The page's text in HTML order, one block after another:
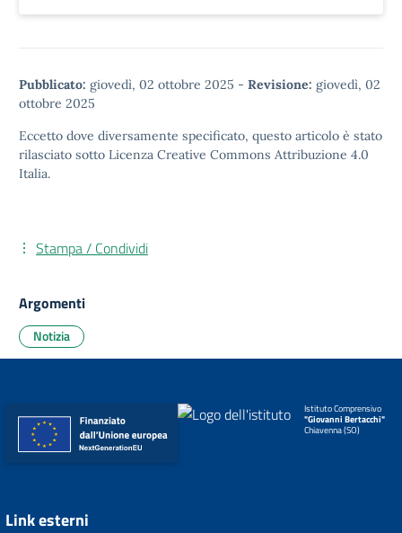
Pubblicato: giovedì, 02 ottobre 2025 - Revisione: giovedì, 02
ottobre 2025
Eccetto dove diversamente specificato, questo articolo è stato
rilasciato sotto Licenza Creative Commons Attribuzione 4.0
Italia.
Stampa / Condividi
Argomenti
Notizia
Istituto Comprensivo
"Giovanni Bertacchi"
Chiavenna (SO)
Link esterni